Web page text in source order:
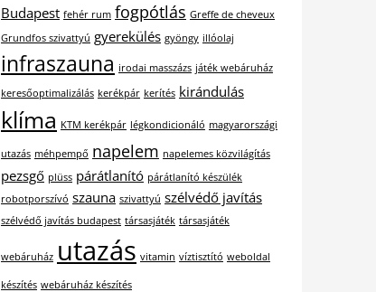
Budapest fehér rum fogpótlás Greffe de cheveux
Grundfos szivattyú gyerekülés gyöngy illóolaj
infraszauna irodai masszázs játék webáruház
keresőoptimalizálás kerékpár kerítés kirándulás
klíma KTM kerékpár légkondicionáló magyarországi
utazás méhpempő napelem napelemes közvilágítás
pezsgő plüss párátlanító párátlanító készülék
robotporszívó szauna szivattyú szélvédő javítás
szélvédő javítás budapest társasjáték társasjáték
webáruház utazás vitamin víztisztító weboldal
készítés webáruház készítés